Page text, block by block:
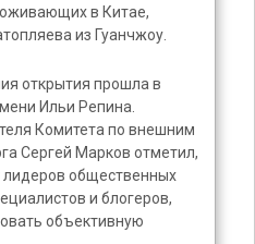
в Китае,
из Гуанчжоу.
открытия прошла в
Ильи Репина.
Комитета по внешним
Сергей Марков отметил,
общественных
и блогеров,
объективную